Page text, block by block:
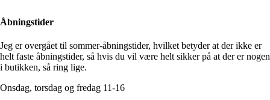
på
varesiden
Åbningstider
Jeg er overgået til sommer-åbningstider, hvilket betyder at der ikke er
helt faste åbningstider, så hvis du vil være helt sikker på at der er nogen
i butikken, så ring lige.
Onsdag, torsdag og fredag 11-16